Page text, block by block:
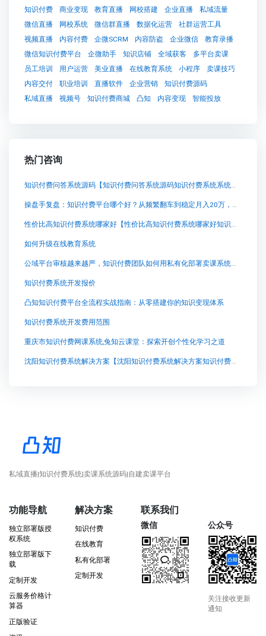
知识付费
商业变现 教育直播 网校搭建 企业直播
私域流量
微信直播
网校系统 微信群直播 数据化运营
社群运营工具
视频直播
内容付费 企微SCRM 内容防盗 企业微信
教育录播
微信知识付费平台
企微助手 知识店铺 全域获客
多平台卖课
员工培训
用户运营 美业直播 在线教育系统 小程序
卖课技巧
内容交付
职业培训 直播软件 企业营销
知识付费源码
私域直播
视频号 知识付费商城 凸知 内容变现 智能投放
热门咨询
知识付费问答系统源码【知识付费问答系统源码知识付费系统系统怎么制作，知识付费系统搭建使用教程】
操盘手复盘：知识付费平台哪个好？从频繁翻车到稳定月入20万，我踩过的坑与关键抉择
性价比高知识付费系统哪家好【性价比高知识付费系统哪家好知识付费系统系统怎么制作，知识付费系统搭建使用教程】
如何升级在线教育系统
公域平台审核越来越严，知识付费团队如何用私有化部署卖课系统破局？
知识付费系统开发报价
凸知知识付费平台全流程实战指南：从零搭建你的知识变现体系
知识付费系统开发费用范围
重庆市知识付费网课系统,兔知云课堂：探索开创个性化学习之道
沈阳知识付费系统解决方案【沈阳知识付费系统解决方案知识付费系统系统怎么制作，知识付费系统搭建使用教程】
私域直播|知识付费系统|卖课系统源码|自建卖课平台
功能导航
独立部署版授
权系统
独立部署版下
载
定制开发
云服务价格计
算器
正版验证
解决方案
知识付费
在线教育
私有化部署
定制开发
联系我们
微信 公众号
关注接收更新
通知